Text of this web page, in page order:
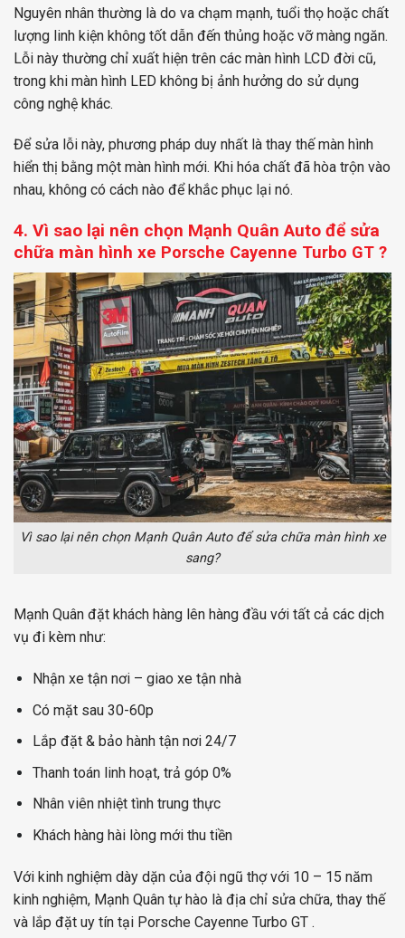
Nguyên nhân thường là do va chạm mạnh, tuổi thọ hoặc chất
lượng linh kiện không tốt dẫn đến thủng hoặc vỡ màng ngăn.
Lỗi này thường chỉ xuất hiện trên các màn hình LCD đời cũ,
trong khi màn hình LED không bị ảnh hưởng do sử dụng
công nghệ khác.
Để sửa lỗi này, phương pháp duy nhất là thay thế màn hình
hiển thị bằng một màn hình mới. Khi hóa chất đã hòa trộn vào
nhau, không có cách nào để khắc phục lại nó.
4. Vì sao lại nên chọn Mạnh Quân Auto để sửa
chữa màn hình xe Porsche Cayenne Turbo GT ?
Vì sao lại nên chọn Mạnh Quân Auto để sửa chữa màn hình xe
sang?
Mạnh Quân đặt khách hàng lên hàng đầu với tất cả các dịch
vụ đi kèm như:
Nhận xe tận nơi – giao xe tận nhà
Có mặt sau 30-60p
Lắp đặt & bảo hành tận nơi 24/7
Thanh toán linh hoạt, trả góp 0%
Nhân viên nhiệt tình trung thực
Khách hàng hài lòng mới thu tiền
Với kinh nghiệm dày dặn của đội ngũ thợ với 10 – 15 năm
kinh nghiệm, Mạnh Quân tự hào là địa chỉ sửa chữa, thay thế
và lắp đặt uy tín tại Porsche Cayenne Turbo GT .